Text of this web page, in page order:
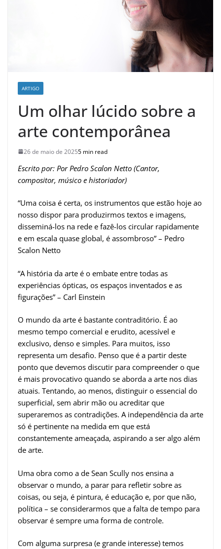
ARTIGO
Um olhar lúcido sobre a
arte contemporânea
26 de maio de 20255 min read
Escrito por: Por Pedro Scalon Netto (Cantor,
compositor, músico e historiador)
“Uma coisa é certa, os instrumentos que estão hoje ao
nosso dispor para produzirmos textos e imagens,
disseminá-los na rede e fazê-los circular rapidamente
e em escala quase global, é assombroso” – Pedro
Scalon Netto
“A história da arte é o embate entre todas as
experiências ópticas, os espaços inventados e as
figurações” – Carl Einstein
O mundo da arte é bastante contraditório. É ao
mesmo tempo comercial e erudito, acessível e
exclusivo, denso e simples. Para muitos, isso
representa um desafio. Penso que é a partir deste
ponto que devemos discutir para compreender o que
é mais provocativo quando se aborda a arte nos dias
atuais. Tentando, ao menos, distinguir o essencial do
superficial, sem abrir mão ou acreditar que
superaremos as contradições. A independência da arte
só é pertinente na medida em que está
constantemente ameaçada, aspirando a ser algo além
de arte.
Uma obra como a de Sean Scully nos ensina a
observar o mundo, a parar para refletir sobre as
coisas, ou seja, é pintura, é educação e, por que não,
política – se considerarmos que a falta de tempo para
observar é sempre uma forma de controle.
Com alguma surpresa (e grande interesse) temos